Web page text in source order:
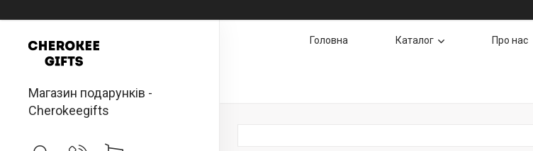
Магазин подарунків -
Cherokeegifts
Головна Каталог Про нас